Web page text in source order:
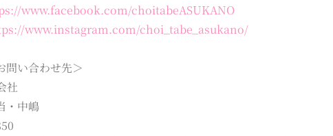
www.facebook.com/choitabeASUKANO
www.instagram.com/choi_tabe_asukano/
問い合わせ先＞
社
・中嶋